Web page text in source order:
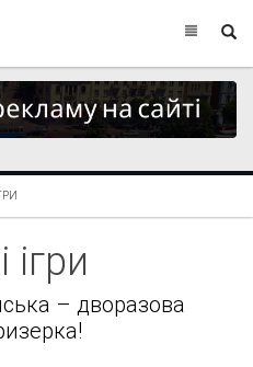
ігри
– дворазова